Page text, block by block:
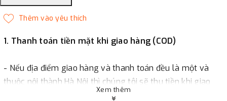
1. Thanh toán tiền mặt khi giao hàng (COD)
- Nếu địa điểm giao hàng và thanh toán đều là một và
thuộc nội thành Hà Nội thì chúng tôi sẽ thu tiền khi giao
hàng hoặc khách hàng đặt tiền trước một phần giá trị đơn
Xem thêm